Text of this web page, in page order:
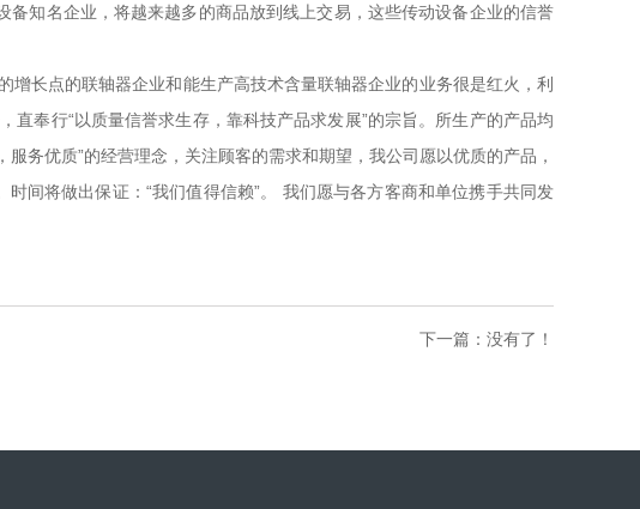
知名企业，将越来越多的商品放到线上交易，这些传动设备企业的信誉
长点的联轴器企业和能生产高技术含量联轴器企业的业务很是红火，利
奉行“以质量信誉求生存，靠科技产品求发展”的宗旨。所生产的产品均
务优质”的经营理念，关注顾客的需求和期望，我公司愿以优质的产品，
间将做出保证：“我们值得信赖”。 我们愿与各方客商和单位携手共同发
下一篇：没有了！